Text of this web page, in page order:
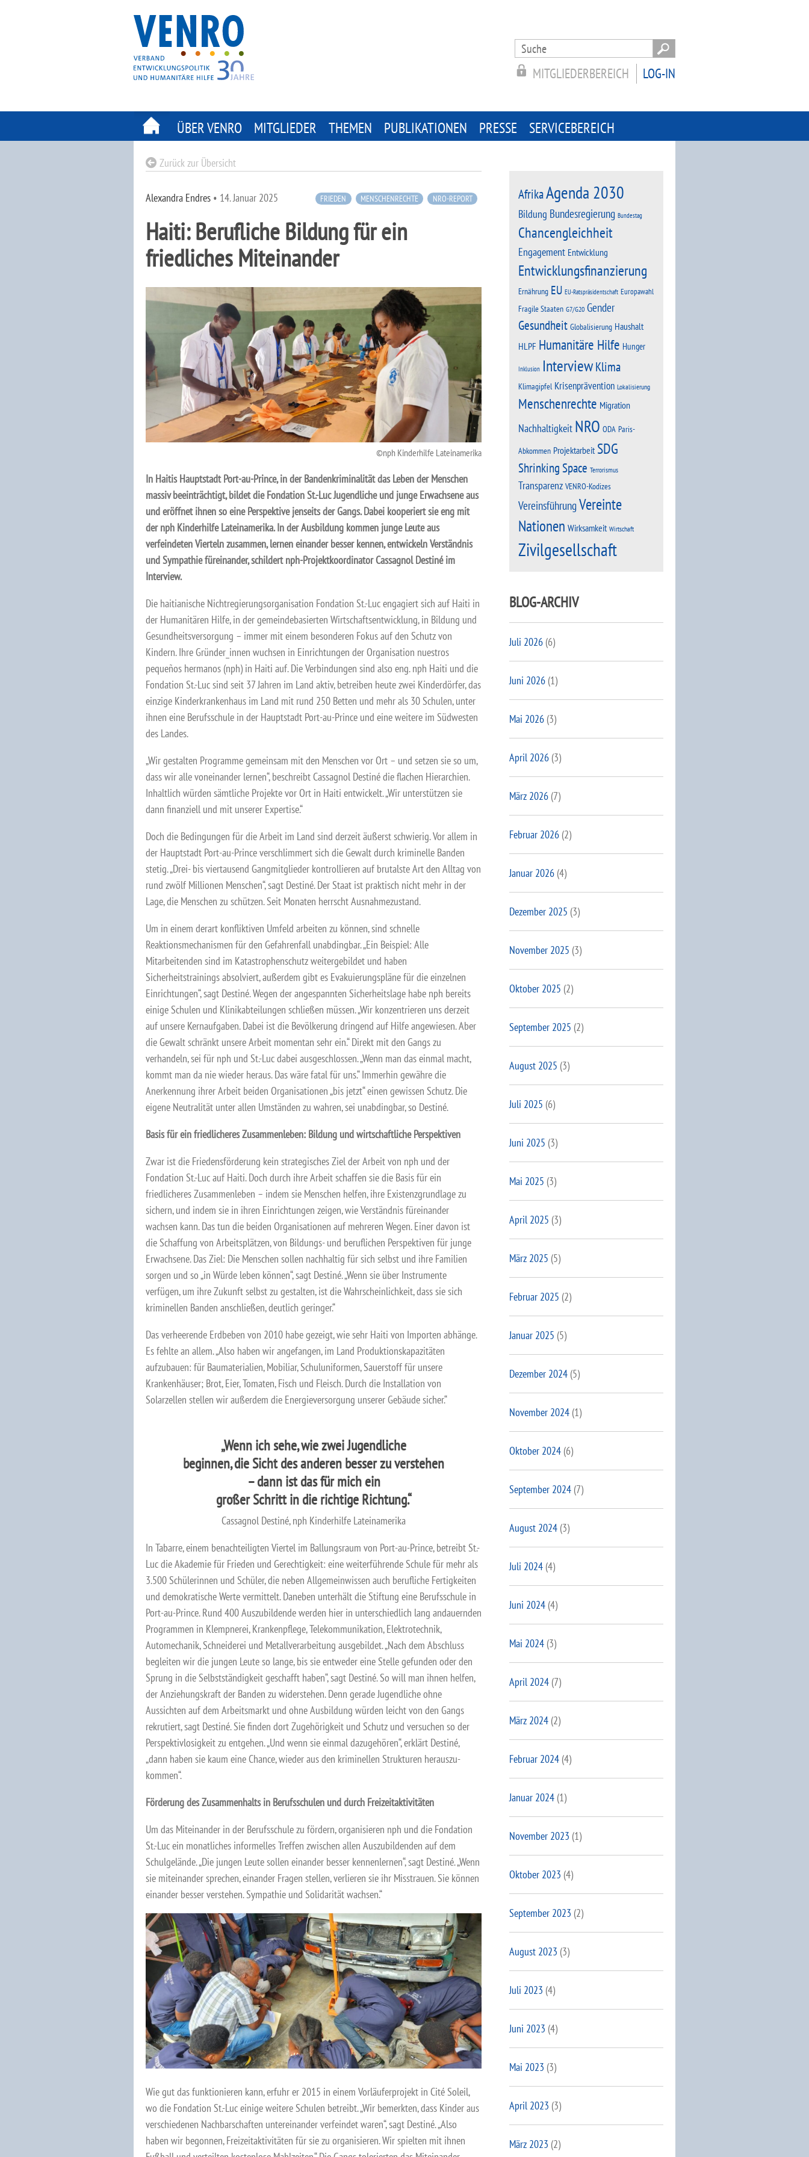
Search
for:
LOG-IN
MITGLIEDERBEREICH
ÜBER VENRO MITGLIEDER THEMEN PUBLIKATIONEN PRESSE SERVICEBEREICH
Zurück zur Übersicht
FRIEDEN MENSCHENRECHTE NRO-REPORT
Alexandra Endres • 14. Januar 2025
Haiti: Berufliche Bildung für ein
friedliches Miteinander
nph Kinderhilfe Lateinamerika
In Haitis Hauptstadt Port-au-Prince, in der Bandenkriminalität das Leben der Menschen
massiv beeinträchtigt, bildet die Fondation St.-Luc Jugendliche und junge Erwachsene aus
und eröffnet ihnen so eine Perspektive jenseits der Gangs. Dabei kooperiert sie eng mit
der nph Kinderhilfe Lateinamerika. In der Ausbildung kommen junge Leute aus
verfeindeten Vierteln zusammen, lernen einander besser kennen, entwickeln Verständnis
und Sympathie füreinander, schildert nph-Projektkoordinator Cassagnol Destiné im
Interview.
Die haitianische Nichtregierungsorganisation Fondation St.-Luc engagiert sich auf Haiti in
der Humanitären Hilfe, in der gemeindebasierten Wirtschaftsentwicklung, in Bildung und
Gesundheitsversorgung – immer mit einem besonderen Fokus auf den Schutz von
Kindern. Ihre Gründer_innen wuchsen in Einrichtungen der Organi­sation nuestros
pequeños hermanos (nph) in Haiti auf. Die Verbindungen sind also eng. nph Haiti und die
Fondation St.-Luc sind seit 37 Jahren im Land aktiv, betreiben heute zwei Kinderdörfer, das
einzige Kinderkrankenhaus im Land mit rund 250 Betten und mehr als 30 Schulen, unter
ihnen eine Berufsschule in der Hauptstadt Port-au-Prince und eine weitere im Südwesten
des Landes.
„Wir gestalten Programme gemeinsam mit den Menschen vor Ort – und setzen sie so um,
dass wir alle voneinander lernen“, beschreibt Cassagnol Destiné die flachen Hierarchien.
Inhaltlich würden sämtliche Projekte vor Ort in Haiti entwickelt. „Wir unterstützen sie
dann finanziell und mit unserer Expertise.“
Doch die Bedingungen für die Arbeit im Land sind derzeit äußerst schwierig. Vor allem in
der Hauptstadt Port-au-Prince verschlimmert sich die Gewalt durch kriminelle Banden
stetig. „Drei- bis viertausend Gangmitglieder kontrollieren auf brutalste Art den Alltag von
rund zwölf Millionen Menschen“, sagt Destiné. Der Staat ist praktisch nicht mehr in der
Lage, die Menschen zu schützen. Seit Monaten herrscht Ausnahmezustand.
Um in einem derart konfliktiven Umfeld arbeiten zu können, sind schnelle
Reaktionsmechanismen für den Gefahrenfall unabdingbar. „Ein Beispiel: Alle
Mitarbeitenden sind im Katastrophenschutz weitergebildet und haben
Sicherheitstrainings absolviert, außerdem gibt es Evakuierungspläne für die einzelnen
Einrichtungen“, sagt Destiné. Wegen der angespannten Sicherheitslage habe nph bereits
einige Schulen und Klinikabteilungen schließen müssen. „Wir konzentrieren uns derzeit
auf unsere Kernaufgaben. Dabei ist die Bevölkerung dringend auf Hilfe angewiesen. Aber
die Gewalt schränkt unsere Arbeit momentan sehr ein.“ Direkt mit den Gangs zu
verhandeln, sei für nph und St.-Luc dabei ausgeschlossen. „Wenn man das einmal macht,
kommt man da nie wieder heraus. Das wäre fatal für uns.“ Immerhin gewähre die
Anerkennung ihrer Arbeit beiden Organisationen „bis jetzt“ einen gewissen Schutz. Die
eigene Neutralität unter allen Umständen zu wahren, sei unabdingbar, so Destiné.
Basis für ein friedlicheres Zusammenleben: Bildung und wirtschaftliche Perspektiven
Zwar ist die Friedensförderung kein strategisches Ziel der Arbeit von nph und der
Fondation St.-Luc auf Haiti. Doch durch ihre Arbeit schaffen sie die Basis für ein
friedlicheres Zusammenleben – indem sie Menschen helfen, ihre Existenzgrundlage zu
sichern, und indem sie in ihren Einrichtungen zeigen, wie Verständnis füreinander
wachsen kann. Das tun die beiden Organisationen auf mehreren Wegen. Einer davon ist
die Schaffung von Arbeitsplätzen, von Bildungs- und beruflichen Perspektiven für junge
Erwachsene. Das Ziel: Die Menschen sollen nachhaltig für sich selbst und ihre Familien
sorgen und so „in Würde leben können“, sagt Destiné. „Wenn sie über Instrumente
verfügen, um ihre Zukunft selbst zu gestalten, ist die Wahrscheinlichkeit, dass sie sich
kriminellen Banden anschließen, deutlich geringer.“
Das verheerende Erdbeben von 2010 habe gezeigt, wie sehr Haiti von Importen abhänge.
Es fehlte an allem. „Also haben wir angefangen, im Land Produktionskapazitäten
aufzubauen: für Baumaterialien, Mobiliar, Schuluniformen, Sauerstoff für unsere
Krankenhäuser; Brot, Eier, Tomaten, Fisch und Fleisch. Durch die Installation von
Solarzellen stellen wir außerdem die Energieversorgung unserer Gebäude sicher.“
„Wenn ich sehe, wie zwei Jugendliche
beginnen, die Sicht des anderen besser zu verstehen
– dann ist das für mich ein
großer Schritt in die richtige Richtung.“
Cassagnol Destiné, nph Kinderhilfe Lateinamerika
In Tabarre, einem benachteiligten Viertel im Ballungsraum von Port-au-Prince, betreibt St.-
Luc die Akademie für Frieden und Gerechtigkeit: eine weiterführende Schule für mehr als
3.500 Schülerinnen und Schüler, die neben Allgemeinwissen auch berufliche Fertigkeiten
und demokratische Werte vermittelt. Daneben unterhält die Stiftung eine Berufsschule in
Port-au-Prince. Rund 400 Auszubildende werden hier in unterschiedlich lang andauernden
Programmen in Klempnerei, Krankenpflege, Telekommunikation, Elektrotechnik,
Automechanik, Schneiderei und Metallverarbei­tung ausgebildet. „Nach dem Abschluss
begleiten wir die jungen Leute so lange, bis sie entweder eine Stelle gefunden oder den
Sprung in die Selbstständigkeit geschafft haben“, sagt Destiné. So will man ihnen helfen,
der Anziehungskraft der Banden zu widerstehen. Denn gerade Jugendliche ohne
Aussichten auf dem Arbeitsmarkt und ohne Ausbildung würden leicht von den Gangs
rekrutiert, sagt Destiné. Sie finden dort Zugehörigkeit und Schutz und versuchen so der
Perspektivlosigkeit zu entgehen. „Und wenn sie einmal dazugehören“, erklärt Destiné,
„dann haben sie kaum eine Chance, wieder aus den kriminellen Strukturen herauszu­
kommen“.
Förderung des Zusammenhalts in Berufsschulen und durch Freizeitaktivitäten
Um das Miteinander in der Berufsschule zu fördern, organisieren nph und die Fondation
St.-Luc ein monatliches informelles Treffen zwischen allen Auszubildenden auf dem
Schulgelände. „Die jungen Leute sollen einander besser kennenlernen“, sagt Destiné. „Wenn
sie miteinander sprechen, einander Fragen stellen, verlieren sie ihr Misstrauen. Sie können
einander besser verstehen. Sympathie und Solidarität wachsen.“
Wie gut das funktionieren kann, erfuhr er 2015 in einem Vorläuferprojekt in Cité Soleil,
wo die Fondation St.-Luc einige weitere Schulen betreibt. „Wir bemerkten, dass Kinder aus
verschiedenen Nachbarschaften untereinander verfeindet waren“, sagt Destiné. „Also
haben wir begonnen, Freizeit­aktivitäten für sie zu organisieren. Wir spielten mit ihnen
AfrikaAgenda 2030
Bildung Bundesregierung Bundestag
Chancengleichheit
Engagement Entwicklung
Entwicklungsfinanzierung
Ernährung EU EU-Ratspräsidentschaft Europawahl
Fragile Staaten G7/G20 Gender
Gesundheit Globalisierung Haushalt
HLPF Humanitäre Hilfe Hunger
Inklusion Interview Klima
Klimagipfel Krisenprävention Lokalisierung
Menschenrechte Migration
Nachhaltigkeit NRO ODA Paris-
Abkommen Projektarbeit SDG
Shrinking Space Terrorismus
Transparenz VENRO-Kodizes
VereinsführungVereinte
Nationen Wirksamkeit Wirtschaft
Zivilgesellschaft
BLOG-ARCHIV
Juli 2026(6)
Juni 2026(1)
Mai 2026(3)
April 2026(3)
März 2026(7)
Februar 2026(2)
Januar 2026(4)
Dezember 2025 (3)
November 2025 (3)
Oktober 2025 (2)
September 2025 (2)
August 2025 (3)
Juli 2025 (6)
Juni 2025 (3)
Mai 2025 (3)
April 2025 (3)
März 2025 (5)
Februar 2025 (2)
Januar 2025 (5)
Dezember 2024(5)
November 2024(1)
Oktober 2024(6)
September 2024(7)
August 2024(3)
Juli 2024(4)
Juni 2024(4)
Mai 2024(3)
April 2024(7)
März 2024(2)
Februar 2024(4)
Januar 2024(1)
November 2023 (1)
Oktober 2023 (4)
September 2023 (2)
August 2023 (3)
Juli 2023 (4)
Juni 2023 (4)
Mai 2023 (3)
April 2023 (3)
März 2023 (2)